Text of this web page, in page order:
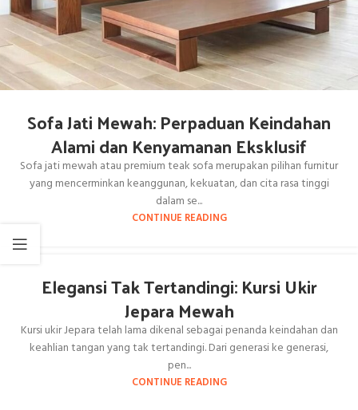
Sofa Jati Mewah: Perpaduan Keindahan
Alami dan Kenyamanan Eksklusif
Sofa jati mewah atau premium teak sofa merupakan pilihan furnitur
yang mencerminkan keanggunan, kekuatan, dan cita rasa tinggi
dalam se...
CONTINUE READING
Elegansi Tak Tertandingi: Kursi Ukir
Jepara Mewah
Kursi ukir Jepara telah lama dikenal sebagai penanda keindahan dan
keahlian tangan yang tak tertandingi. Dari generasi ke generasi,
pen...
CONTINUE READING